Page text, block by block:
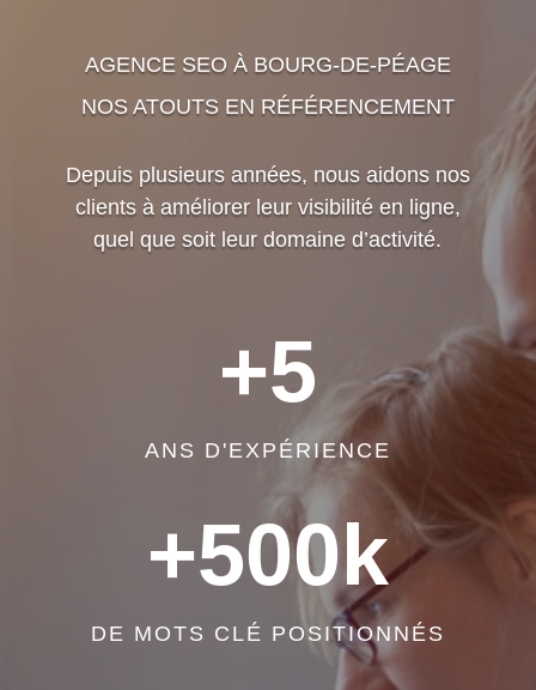
AGENCE SEO À BOURG-DE-PÉAGE
NOS ATOUTS EN RÉFÉRENCEMENT
Depuis plusieurs années, nous aidons nos
clients à améliorer leur visibilité en ligne,
quel que soit leur domaine d’activité.
+5
ANS D'EXPÉRIENCE
+500k
DE MOTS CLÉ POSITIONNÉS